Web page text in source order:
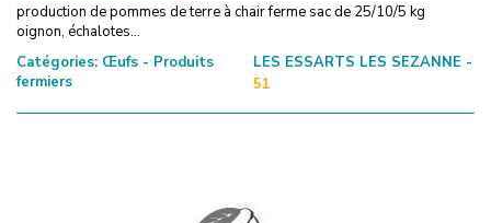
production de pommes de terre à chair ferme sac de 25/10/5 kg
oignon, échalotes...
Catégories: Œufs - Produits
fermiers
LES ESSARTS LES SEZANNE -
51